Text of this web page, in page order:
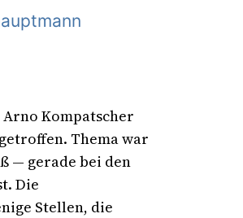
Kompatscher
Thema war
— gerade bei den
Die
Stellen, die